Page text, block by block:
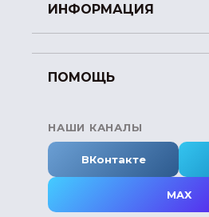
ИНФОРМАЦИЯ
ПОМОЩЬ
НАШИ КАНАЛЫ
ВКонтакте
MAX